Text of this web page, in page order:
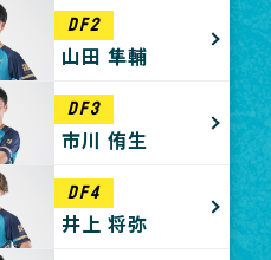
DF2
山田 隼輔
DF3
市川 侑生
DF4
井上 将弥